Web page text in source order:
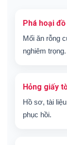
Phá hoại
Mối ăn rỗng
nghiêm trọng.
Hỏng giấy
Hồ sơ, tài
phục hồi.